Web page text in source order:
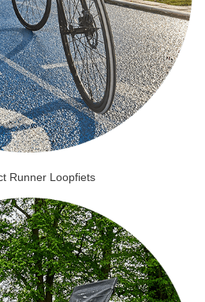
Runner Loopfiets